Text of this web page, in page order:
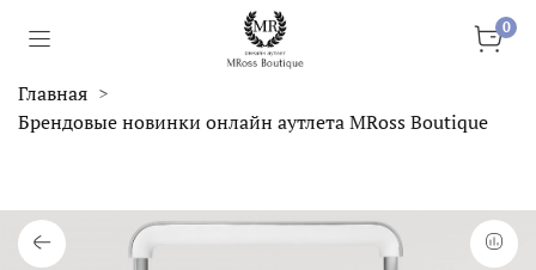
0
Главная
Брендовые новинки онлайн аутлета MRoss Boutique